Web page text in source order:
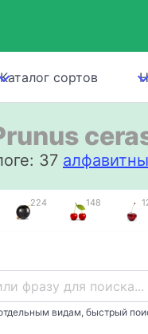
Каталог сортов
37
224 148
видам, быстрый